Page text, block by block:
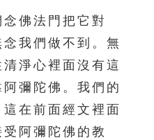
158 159 160
163 164 165
168 169 170
173 174 175
佛法門把它對
我們做不到。無
淨心裡面沒有這
彌陀佛。我們的
在前面經文裡面
阿彌陀佛的教